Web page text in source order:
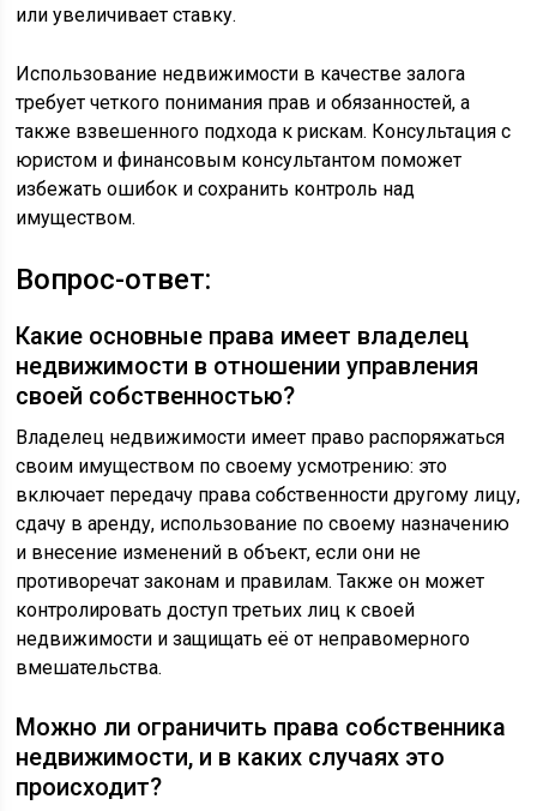
или увеличивает ставку.
Использование недвижимости в качестве залога
требует четкого понимания прав и обязанностей, а
также взвешенного подхода к рискам. Консультация с
юристом и финансовым консультантом поможет
избежать ошибок и сохранить контроль над
имуществом.
Вопрос-ответ:
Какие основные права имеет владелец
недвижимости в отношении управления
своей собственностью?
Владелец недвижимости имеет право распоряжаться
своим имуществом по своему усмотрению: это
включает передачу права собственности другому лицу,
сдачу в аренду, использование по своему назначению
и внесение изменений в объект, если они не
противоречат законам и правилам. Также он может
контролировать доступ третьих лиц к своей
недвижимости и защищать её от неправомерного
вмешательства.
Можно ли ограничить права собственника
недвижимости, и в каких случаях это
происходит?